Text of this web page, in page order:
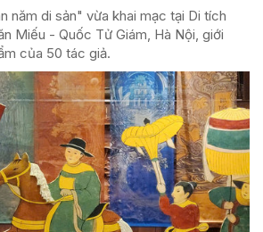
năm di sản" vừa khai mạc tại Di tích
Miếu - Quốc Tử Giám, Hà Nội, giới
của 50 tác giả.